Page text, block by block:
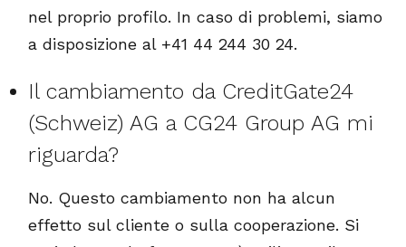
nel proprio profilo. In caso di problemi, siamo
a disposizione al +41 44 244 30 24.
Il cambiamento da CreditGate24
(Schweiz) AG a CG24 Group AG mi
riguarda?
No. Questo cambiamento non ha alcun
effetto sul cliente o sulla cooperazione. Si